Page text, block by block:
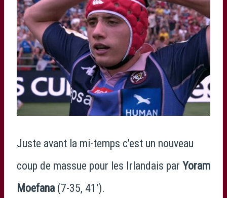
Juste avant la mi-temps c’est un nouveau
coup de massue pour les Irlandais par Yoram
Moefana(7-35, 41′).